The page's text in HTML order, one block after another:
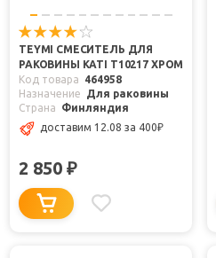
TEYMI СМЕСИТЕЛЬ ДЛЯ
РАКОВИНЫ KATI T10217 ХРОМ
Код товара
464958
Назначение
Для раковины
Страна
Финляндия
доставим 12.08 за 400₽
2 850 ₽